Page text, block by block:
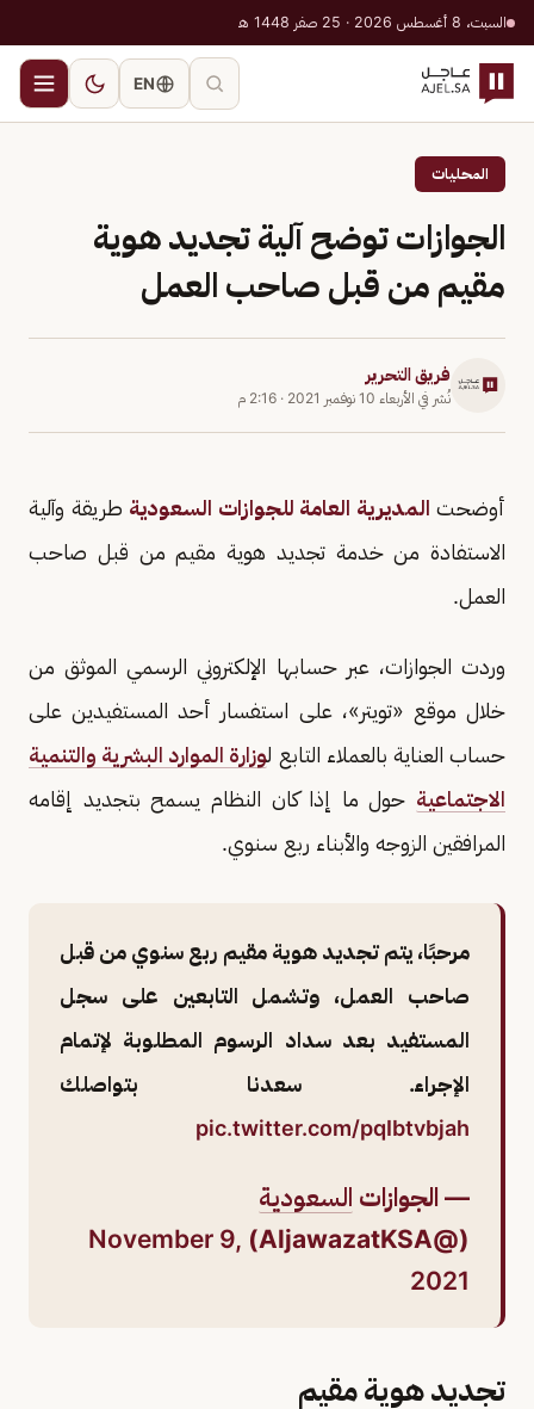
السبت، 8 أغسطس 2026 · 25 صفر 1448 هـ
EN
المحليات
الجوازات توضح آلية تجديد هوية
مقيم من قبل صاحب العمل
فريق التحرير
نُشر في الأربعاء 10 نوفمبر 2021 · 2:16 م
أوضحت المديرية العامة للجوازات السعودية طريقة وآلية
الاستفادة من خدمة تجديد هوية مقيم من قبل صاحب
العمل.
وردت الجوازات، عبر حسابها الإلكتروني الرسمي الموثق من
خلال موقع «تويتر»، على استفسار أحد المستفيدين على
حساب العناية بالعملاء التابع لوزارة الموارد البشرية والتنمية
الاجتماعية حول ما إذا كان النظام يسمح بتجديد إقامه
المرافقين الزوجه والأبناء ربع سنوي.
مرحبًا، يتم تجديد هوية مقيم ربع سنوي من قبل
صاحب العمل، وتشمل التابعين على سجل
المستفيد بعد سداد الرسوم المطلوبة لإتمام
الإجراء. سعدنا بتواصلك
pic.twitter.com/pqIbtvbjah
— الجوازات السعودية
(@AljawazatKSA)
November 9,
2021
تجديد هوية مقيم